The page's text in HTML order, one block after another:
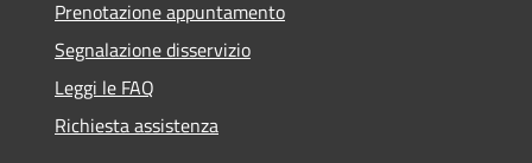
Prenotazione appuntamento
Segnalazione disservizio
Leggi le FAQ
Richiesta assistenza